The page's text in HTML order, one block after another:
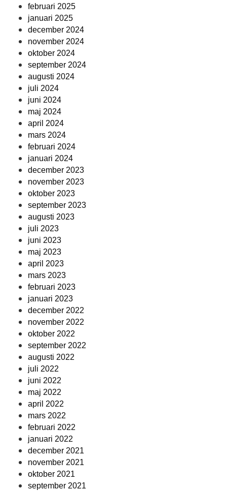
februari 2025
januari 2025
december 2024
november 2024
oktober 2024
september 2024
augusti 2024
juli 2024
juni 2024
maj 2024
april 2024
mars 2024
februari 2024
januari 2024
december 2023
november 2023
oktober 2023
september 2023
augusti 2023
juli 2023
juni 2023
maj 2023
april 2023
mars 2023
februari 2023
januari 2023
december 2022
november 2022
oktober 2022
september 2022
augusti 2022
juli 2022
juni 2022
maj 2022
april 2022
mars 2022
februari 2022
januari 2022
december 2021
november 2021
oktober 2021
september 2021